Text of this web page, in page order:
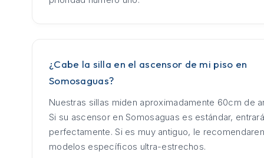
¿Cabe la silla en el ascensor de mi piso en
Somosaguas?
Nuestras sillas miden aproximadamente 60cm de
Si su ascensor en Somosaguas es estándar, entrará
perfectamente. Si es muy antiguo, le
modelos específicos ultra-estrechos.